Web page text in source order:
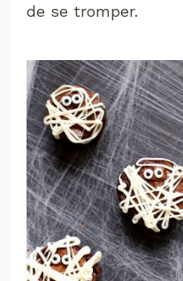
de se tromper.